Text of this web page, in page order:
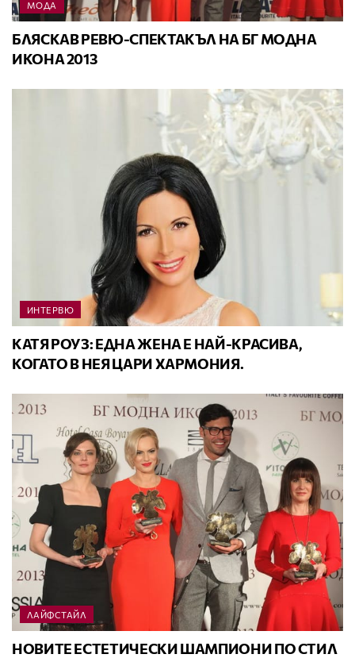
МОДА
БЛЯСКАВ РЕВЮ-СПЕКТАКЪЛ НА БГ МОДНА
ИКОНА 2013
ИНТЕРВЮ
КАТЯ РОУЗ: ЕДНА ЖЕНА Е НАЙ-КРАСИВА,
КОГАТО В НЕЯ ЦАРИ ХАРМОНИЯ.
ЛАЙФСТАЙЛ
НОВИТЕ ЕСТЕТИЧЕСКИ ШАМПИОНИ ПО СТИЛ